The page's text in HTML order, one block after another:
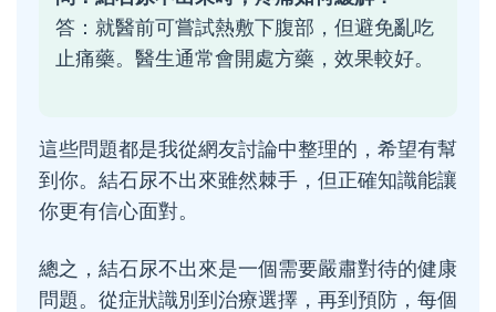
答：就醫前可嘗試熱敷下腹部，但避免亂吃
止痛藥。醫生通常會開處方藥，效果較好。
這些問題都是我從網友討論中整理的，希望有幫
到你。結石尿不出來雖然棘手，但正確知識能讓
你更有信心面對。
總之，結石尿不出來是一個需要嚴肅對待的健康
問題。從症狀識別到治療選擇，再到預防，每個